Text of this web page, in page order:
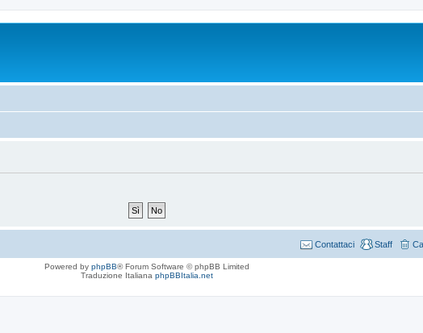
Staff
Contattaci
Powered by phpBB® Forum Software © phpBB Limited
Traduzione Italiana phpBBItalia.net